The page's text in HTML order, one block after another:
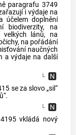
paragrafu 3749
i výdaje na
účelem doplnění
biodiverzity, na
velkých lánů, na
na pořádání
naučných
a výdaje na další
se za slovo „sil“
vkládá nový